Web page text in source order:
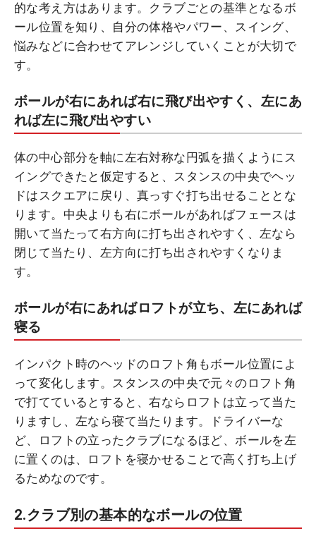
的な考え方はあります。クラブごとの基準となるボ
ール位置を知り、自分の体格やパワー、スイング、
悩みなどに合わせてアレンジしていくことが大切で
す。
ボールが右にあれば右に飛び出やすく、左にあ
れば左に飛び出やすい
体の中心部分を軸に左右対称な円弧を描くようにス
イングできたと仮定すると、スタンスの中央でヘッ
ドはスクエアに戻り、真っすぐ打ち出せることとな
ります。中央よりも右にボールがあればフェースは
開いて当たって右方向に打ち出されやすく、左なら
閉じて当たり、左方向に打ち出されやすくなりま
す。
ボールが右にあればロフトが立ち、左にあれば
寝る
インパクト時のヘッドのロフト角もボール位置によ
って変化します。スタンスの中央で元々のロフト角
で打てているとすると、右ならロフトは立って当た
りますし、左なら寝て当たります。ドライバーな
ど、ロフトの立ったクラブになるほど、ボールを左
に置くのは、ロフトを寝かせることで高く打ち上げ
るためなのです。
2.クラブ別の基本的なボールの位置